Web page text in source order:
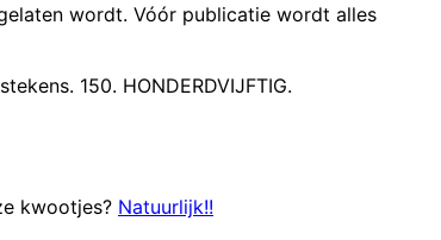
wordt. Vóór publicatie wordt alles
150. HONDERDVIJFTIG.
kwootjes? Natuurlijk!!